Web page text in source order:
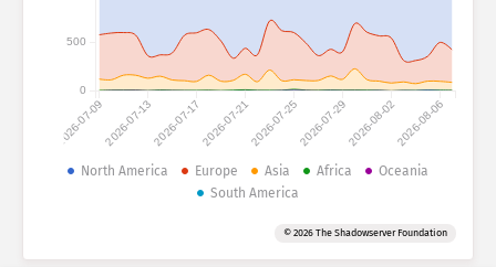
Länder
Datamängd
Överlappar
2026-07-092026-07-132026-07-172026-07-212026-07-252026-07-292026-08-022026-08-06
0
500
North America Europe Asia Africa
Oceania
South America
© 2026 The Shadowserver Foundation